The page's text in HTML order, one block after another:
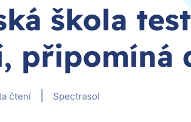
škola
připomíná
čtení Spectrasol